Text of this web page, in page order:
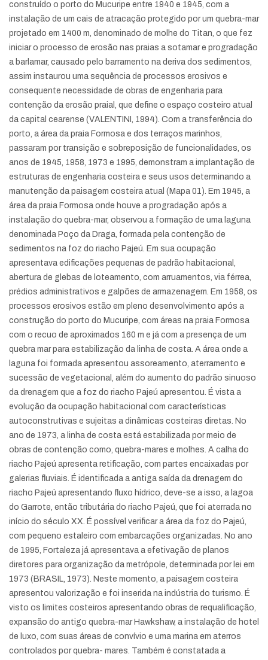
construído o porto do Mucuripe entre 1940 e 1945, com a
instalação de um cais de atracação protegido por um quebra-mar
projetado em 1400 m, denominado de molhe do Titan, o que fez
iniciar o processo de erosão nas praias a sotamar e progradação
a barlamar, causado pelo barramento na deriva dos sedimentos,
assim instaurou uma sequência de processos erosivos e
consequente necessidade de obras de engenharia para
contenção da erosão praial, que define o espaço costeiro atual
da capital cearense (VALENTINI, 1994). Com a transferência do
porto, a área da praia Formosa e dos terraços marinhos,
passaram por transição e sobreposição de funcionalidades, os
anos de 1945, 1958, 1973 e 1995, demonstram a implantação de
estruturas de engenharia costeira e seus usos determinando a
manutenção da paisagem costeira atual (Mapa 01). Em 1945, a
área da praia Formosa onde houve a progradação após a
instalação do quebra-mar, observou a formação de uma laguna
denominada Poço da Draga, formada pela contenção de
sedimentos na foz do riacho Pajeú. Em sua ocupação
apresentava edificações pequenas de padrão habitacional,
abertura de glebas de loteamento, com arruamentos, via férrea,
prédios administrativos e galpões de armazenagem. Em 1958, os
processos erosivos estão em pleno desenvolvimento após a
construção do porto do Mucuripe, com áreas na praia Formosa
com o recuo de aproximados 160 m e já com a presença de um
quebra mar para estabilização da linha de costa. A área onde a
laguna foi formada apresentou assoreamento, aterramento e
sucessão de vegetacional, além do aumento do padrão sinuoso
da drenagem que a foz do riacho Pajeú apresentou. É vista a
evolução da ocupação habitacional com características
autoconstrutivas e sujeitas a dinâmicas costeiras diretas. No
ano de 1973, a linha de costa está estabilizada por meio de
obras de contenção como, quebra-mares e molhes. A calha do
riacho Pajeú apresenta retificação, com partes encaixadas por
galerias fluviais. É identificada a antiga saída da drenagem do
riacho Pajeú apresentando fluxo hídrico, deve-se a isso, a lagoa
do Garrote, então tributária do riacho Pajeú, que foi aterrada no
início do século XX. É possível verificar a área da foz do Pajeú,
com pequeno estaleiro com embarcações organizadas. No ano
de 1995, Fortaleza já apresentava a efetivação de planos
diretores para organização da metrópole, determinada por lei em
1973 (BRASIL, 1973). Neste momento, a paisagem costeira
apresentou valorização e foi inserida na indústria do turismo. É
visto os limites costeiros apresentando obras de requalificação,
expansão do antigo quebra-mar Hawkshaw, a instalação de hotel
de luxo, com suas áreas de convívio e uma marina em aterros
controlados por quebra- mares. Também é constatada a